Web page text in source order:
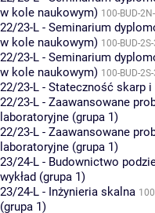
w kole naukowym) 100-BUD-
22/23-L - Seminarium
w kole naukowym) 100-BUD-
22/23-L - Seminarium
w kole naukowym) 100-BUD-
22/23-L - Stateczność skarp i
22/23-L - Zaawansowane
laboratoryjne (grupa 1)
22/23-L - Zaawansowane
laboratoryjne (grupa 1)
23/24-L - Budownictwo
wykład (grupa 1)
23/24-L - Inżynieria skalna
(grupa 1)